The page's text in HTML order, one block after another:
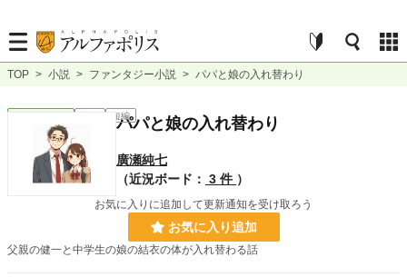
TOP > 小説 > ファンタジー小説 > パパと娘の入れ替わり
短編
パパと娘の入れ替わり
廣瀬純七
（近況ボード： 3 件 ）
お気に入りに追加して更新通知を受け取ろう
お気に入り追加
父親の健一と中学生の娘の結衣の体が入れ替わる話